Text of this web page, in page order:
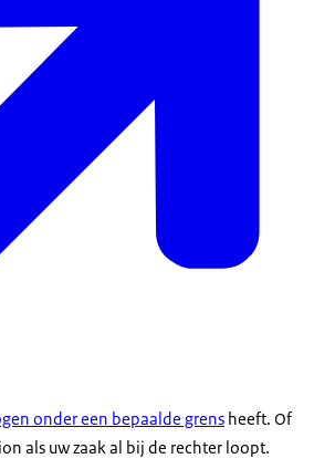
onder een bepaalde grens heeft. Of
als uw zaak al bij de rechter loopt.